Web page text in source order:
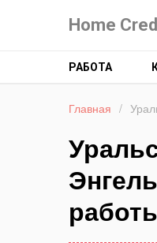
Home
РАБОТА
Главная /